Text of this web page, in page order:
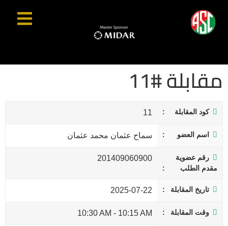
مقابلة #11
كود المقابلة 11
اسم العضو سماح عثمان محمد عثمان
رقم عضوية
مقدم الطلب
201409060900
تاريخ المقابلة 2025-07-22
وقت المقابلة 10:15 AM
-
10:30 AM